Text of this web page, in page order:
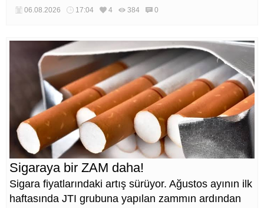
öncelediklerini söyledi. Arıkan, bu sezon yaklaşık 40
06.08.2026 17:04 4 384 0
Sigaraya bir ZAM daha!
Sigara fiyatlarındaki artış sürüyor. Ağustos ayının ilk
haftasında JTI grubuna yapılan zammın ardından